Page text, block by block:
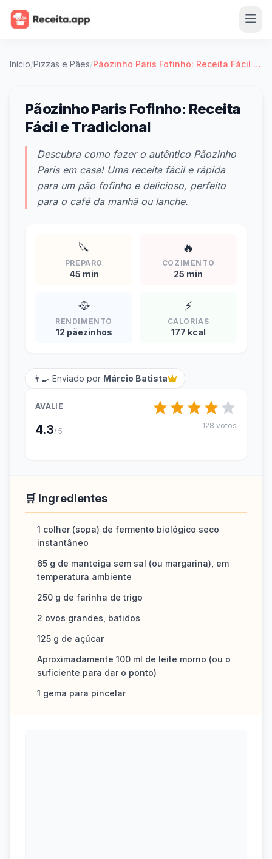
Início/Pizzas e Pães/ Pãozinho Paris Fofinho: Receita Fácil e Tradicional
Pãozinho Paris Fofinho: Receita
Fácil e Tradicional
Descubra como fazer o autêntico Pãozinho
Paris em casa! Uma receita fácil e rápida
para um pão fofinho e delicioso, perfeito
para o café da manhã ou lanche.
🔪
PREPARO
45 min
🔥
COZIMENTO
25 min
🥘
RENDIMENTO
12 pãezinhos
⚡
CALORIAS
177 kcal
👨‍🍳 Enviado por Márcio Batista
AVALIE
4.3/ 5
128 votos
🛒 Ingredientes
1 colher (sopa) de fermento biológico seco
instantâneo
65 g de manteiga sem sal (ou margarina), em
temperatura ambiente
250 g de farinha de trigo
2 ovos grandes, batidos
125 g de açúcar
Aproximadamente 100 ml de leite morno (ou o
suficiente para dar o ponto)
1 gema para pincelar